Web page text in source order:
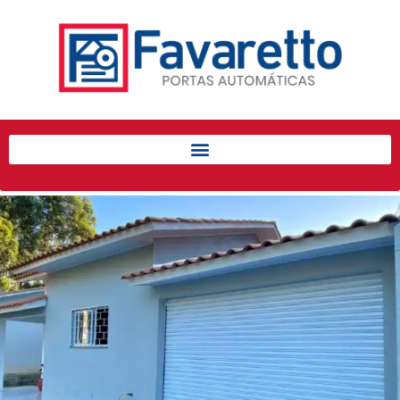
Início
Produtos
Porta de Enrolar Automática
Automatizadores
Acessórios Para Portas de
Enrolar
Pintura eletrostática
Portfólio
Contato